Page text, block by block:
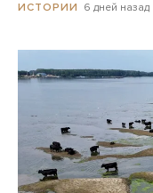
ИСТОРИИ 6 дней назад